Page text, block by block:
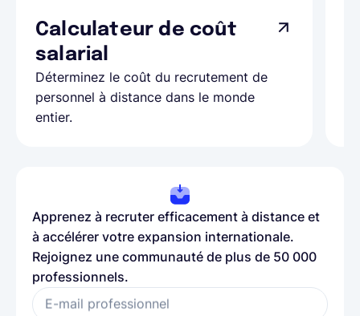
Calculateur de coût
salarial
Déterminez le coût du recrutement de
personnel à distance dans le monde
entier.
Apprenez à recruter efficacement à distance et
à accélérer votre expansion internationale.
Rejoignez une communauté de plus de 50 000
professionnels.
E-mail professionnel